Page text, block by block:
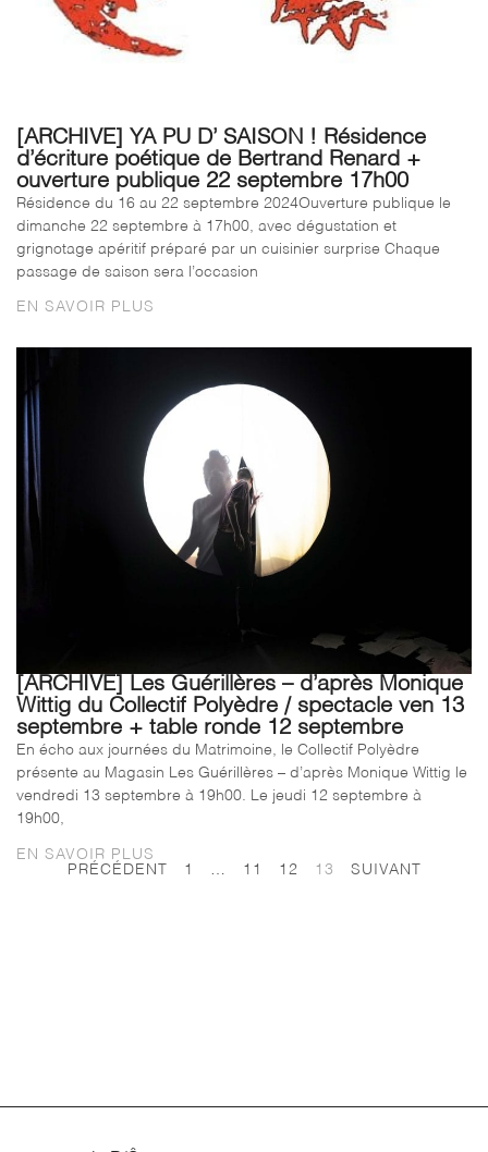
[ARCHIVE] YA PU D’ SAISON ! Résidence
d’écriture poétique de Bertrand Renard +
ouverture publique 22 septembre 17h00
Résidence du 16 au 22 septembre 2024Ouverture publique le
dimanche 22 septembre à 17h00, avec dégustation et
grignotage apéritif préparé par un cuisinier surprise Chaque
passage de saison sera l’occasion
EN SAVOIR PLUS
[ARCHIVE] Les Guérillères – d’après Monique
Wittig du Collectif Polyèdre / spectacle ven 13
septembre + table ronde 12 septembre
En écho aux journées du Matrimoine, le Collectif Polyèdre
présente au Magasin Les Guérillères – d’après Monique Wittig le
vendredi 13 septembre à 19h00. Le jeudi 12 septembre à
19h00,
EN SAVOIR PLUS
PRÉCÉDENT
1 11 12 13 SUIVANT